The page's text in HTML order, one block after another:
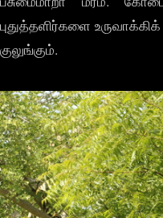
பசுமைமாறா மரம்.
புதுத்தளிர்களை
குலுங்கும்.